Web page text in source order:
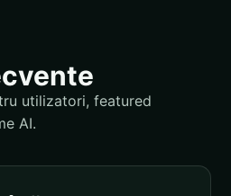
utilizatori, featured
AI.